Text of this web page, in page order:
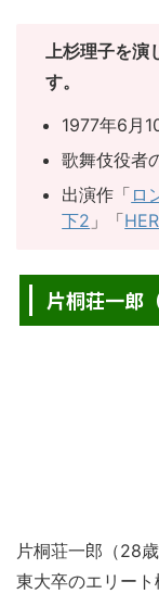
上杉理子を演
す。
1977年6月
歌舞伎役者
出演作「 ロ
下2 」「
片桐荘一郎
片桐荘一郎（28
東大卒のエリー